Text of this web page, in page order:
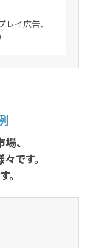
イ広告、
、
です。
。